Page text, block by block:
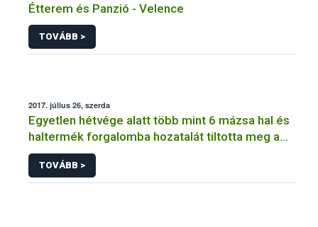
Étterem és Panzió - Velence
TOVÁBB >
2017. július 26, szerda
Egyetlen hétvége alatt több mint 6 mázsa hal és
haltermék forgalomba hozatalát tiltotta meg a
NÉBIH
TOVÁBB >